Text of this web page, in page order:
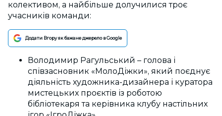
колективом, а найбільше долучилися троє
учасників команди:
Додати Вгору як бажане джерело в Google
Володимир Рагульський – голова і
співзасновник «МолоДіжки», який поєднує
діяльність художника-дизайнера і куратора
мистецьких проєктів із роботою
бібліотекаря та керівника клубу настільних